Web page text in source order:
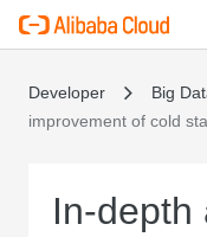
Developer Big
improvement of cold
In-depth